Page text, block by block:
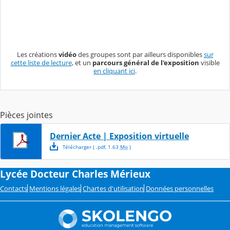
Les créationsvidéodes groupes sont par ailleurs disponiblessur
cette liste de lecture, et un parcours général de l'exposition visible
en cliquant ici.
Pièces jointes
Dernier Acte | Exposition virtuelle
Télécharger( .pdf, 1.63 Mo)
Lycée Docteur Charles Mérieux
Contacts Mentions légales Chartes d'utilisation Données personnelles